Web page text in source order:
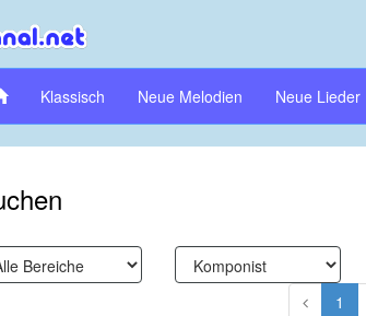
Klassisch Neue Melodien Neue Lieder
1